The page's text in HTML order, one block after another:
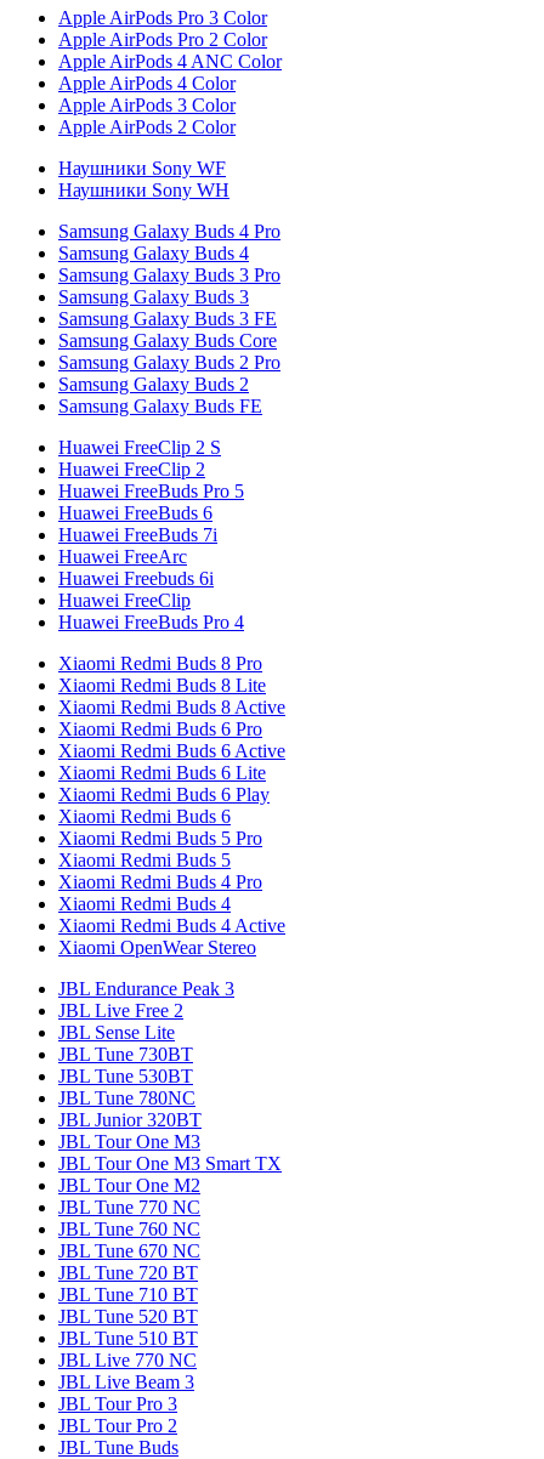
Apple AirPods Pro 3 Color
Apple AirPods Pro 2 Color
Apple AirPods 4 ANC Color
Apple AirPods 4 Color
Apple AirPods 3 Color
Apple AirPods 2 Color
Наушники Sony WF
Наушники Sony WH
Samsung Galaxy Buds 4 Pro
Samsung Galaxy Buds 4
Samsung Galaxy Buds 3 Pro
Samsung Galaxy Buds 3
Samsung Galaxy Buds 3 FE
Samsung Galaxy Buds Core
Samsung Galaxy Buds 2 Pro
Samsung Galaxy Buds 2
Samsung Galaxy Buds FE
Huawei FreeClip 2 S
Huawei FreeClip 2
Huawei FreeBuds Pro 5
Huawei FreeBuds 6
Huawei FreeBuds 7i
Huawei FreeArc
Huawei Freebuds 6i
Huawei FreeClip
Huawei FreeBuds Pro 4
Xiaomi Redmi Buds 8 Pro
Xiaomi Redmi Buds 8 Lite
Xiaomi Redmi Buds 8 Active
Xiaomi Redmi Buds 6 Pro
Xiaomi Redmi Buds 6 Active
Xiaomi Redmi Buds 6 Lite
Xiaomi Redmi Buds 6 Play
Xiaomi Redmi Buds 6
Xiaomi Redmi Buds 5 Pro
Xiaomi Redmi Buds 5
Xiaomi Redmi Buds 4 Pro
Xiaomi Redmi Buds 4
Xiaomi Redmi Buds 4 Active
Xiaomi OpenWear Stereo
JBL Endurance Peak 3
JBL Live Free 2
JBL Sense Lite
JBL Tune 730BT
JBL Tune 530BT
JBL Tune 780NC
JBL Junior 320BT
JBL Tour One M3
JBL Tour One M3 Smart TX
JBL Tour One M2
JBL Tune 770 NC
JBL Tune 760 NC
JBL Tune 670 NC
JBL Tune 720 BT
JBL Tune 710 BT
JBL Tune 520 BT
JBL Tune 510 BT
JBL Live 770 NC
JBL Live Beam 3
JBL Tour Pro 3
JBL Tour Pro 2
JBL Tune Buds